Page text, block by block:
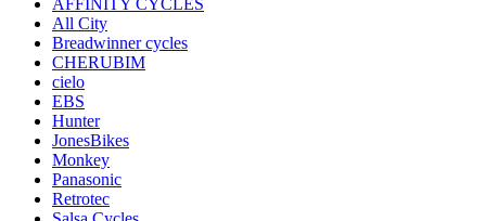
AFFINITY CYCLES
All City
Breadwinner cycles
CHERUBIM
cielo
EBS
Hunter
JonesBikes
Monkey
Panasonic
Retrotec